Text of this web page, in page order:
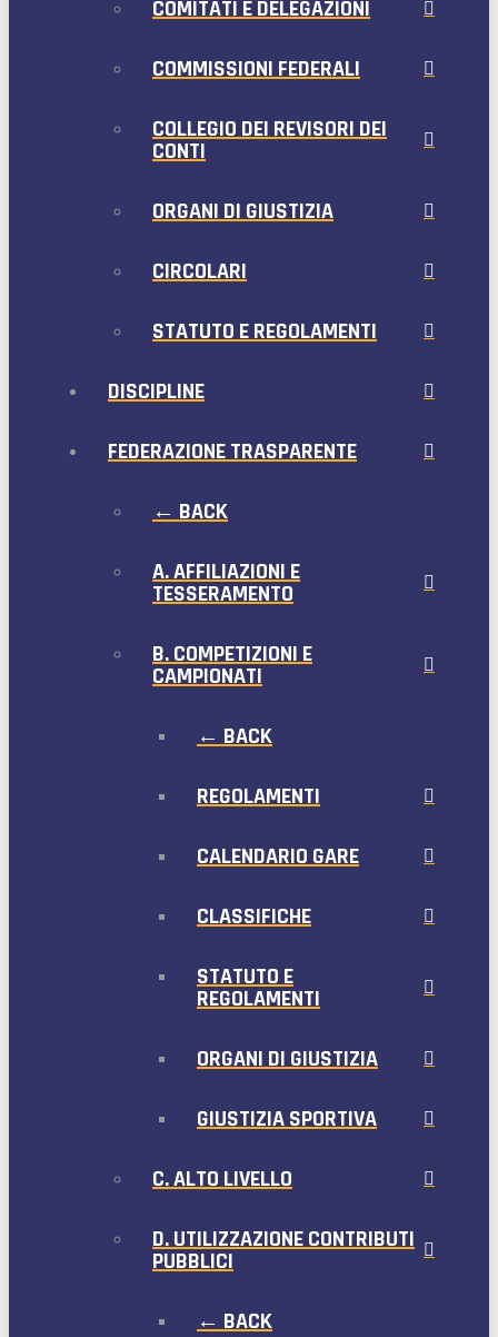
COMITATI E DELEGAZIONI
COMMISSIONI FEDERALI
COLLEGIO DEI REVISORI DEI
CONTI
ORGANI DI GIUSTIZIA
CIRCOLARI
STATUTO E REGOLAMENTI
DISCIPLINE
FEDERAZIONE TRASPARENTE
← BACK
A. AFFILIAZIONI E
TESSERAMENTO
B. COMPETIZIONI E
CAMPIONATI
← BACK
REGOLAMENTI
CALENDARIO GARE
CLASSIFICHE
STATUTO E
REGOLAMENTI
ORGANI DI GIUSTIZIA
GIUSTIZIA SPORTIVA
C. ALTO LIVELLO
D. UTILIZZAZIONE CONTRIBUTI
PUBBLICI
← BACK